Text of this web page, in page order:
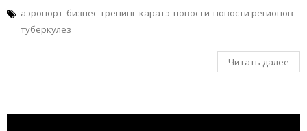
аэропорт бизнес-тренинг каратэ новости новости регионов
туберкулез
Читать далее